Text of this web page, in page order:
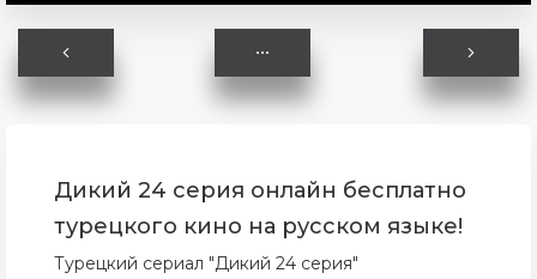
Дикий 24 серия онлайн бесплатно
турецкого кино на русском языке!
Турецкий сериал "Дикий 24 серия"